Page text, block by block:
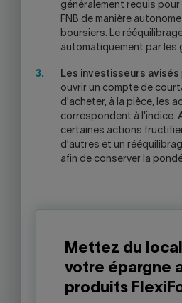
généralement requis
FNB de manière
boursiers. Le
automatiquement par les
Les investisseurs avisés
ouvrir un compte de
d'acheter, à la pièce, les
correspondent à l'indice.
certaines actions
d'autres et un
afin de conserver la
Mettez du
votre épargne
produits